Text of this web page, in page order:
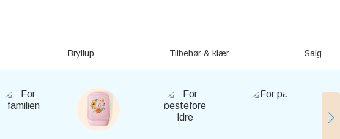
Bryllup Tilbehør & klær Salg